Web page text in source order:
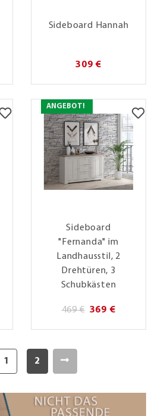
Sideboard Hannah
309 €
ANGEBOT!
Sideboard
"Fernanda" im
Landhausstil, 2
Drehtüren, 3
Schubkästen
469 € 369 €
1 2